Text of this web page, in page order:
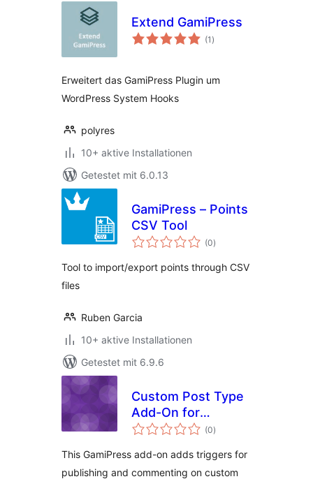
Extend GamiPress
(1 Bewertungen
insgesamt
)
Erweitert das GamiPress Plugin um
WordPress System Hooks
polyres
10+ aktive Installationen
Getestet mit 6.0.13
GamiPress – Points
CSV Tool
(0Bewertungen
insgesamt
)
Tool to import/export points through CSV
files
Ruben Garcia
10+ aktive Installationen
Getestet mit 6.9.6
Custom Post Type
Add-On for
GamiPress
(0Bewertungen
insgesamt
)
This GamiPress add-on adds triggers for
publishing and commenting on custom